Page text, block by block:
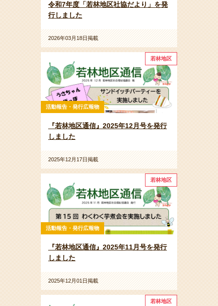
令和7年度「若林地区社協だより」を発
行しました
2026年03月18日掲載
若林地区
活動報告・発行広報物
『若林地区通信』2025年12月号を発行
しました
2025年12月17日掲載
若林地区
活動報告・発行広報物
『若林地区通信』2025年11月号を発行
しました
2025年12月01日掲載
若林地区